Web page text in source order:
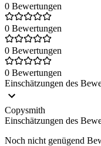
0 Bewertungen
0 Bewertungen
0 Bewertungen
0 Bewertungen
Einschätzungen des
Copysmith
Einschätzungen des
Noch nicht genügend